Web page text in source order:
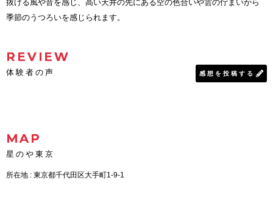
抜ける風や音を感じ、高い天井の先にある空の色合いや雲の佇まいから
季節のうつろいを感じられます。
REVIEW
体験者の声 感想を投稿する
MAP
星のや東京
所在地 : 東京都千代田区大手町1-9-1